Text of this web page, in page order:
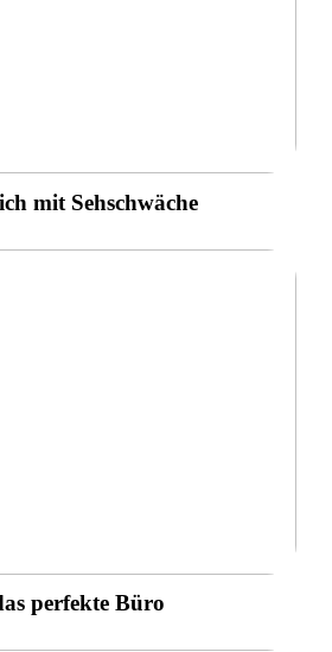
mit Sehschwäche
perfekte Büro